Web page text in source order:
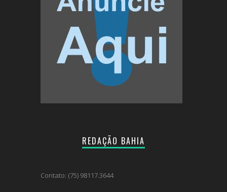
REDAÇÃO BAHIA
Contato: (75) 98117.3644